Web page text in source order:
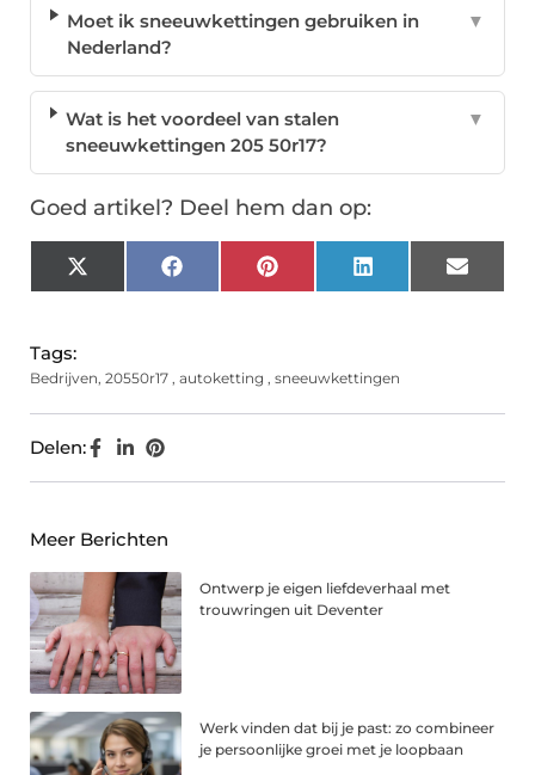
Moet ik sneeuwkettingen gebruiken in
Nederland?
▼
Wat is het voordeel van stalen
sneeuwkettingen 205 50r17?
▼
Goed artikel? Deel hem dan op:
X
(Twitter)
FacebookPinterest LinkedIn Email
Tags:
Bedrijven, 20550r17 , autoketting , sneeuwkettingen
Delen:
Meer Berichten
Ontwerp je eigen liefdeverhaal met
trouwringen uit Deventer
Werk vinden dat bij je past: zo combineer
je persoonlijke groei met je loopbaan